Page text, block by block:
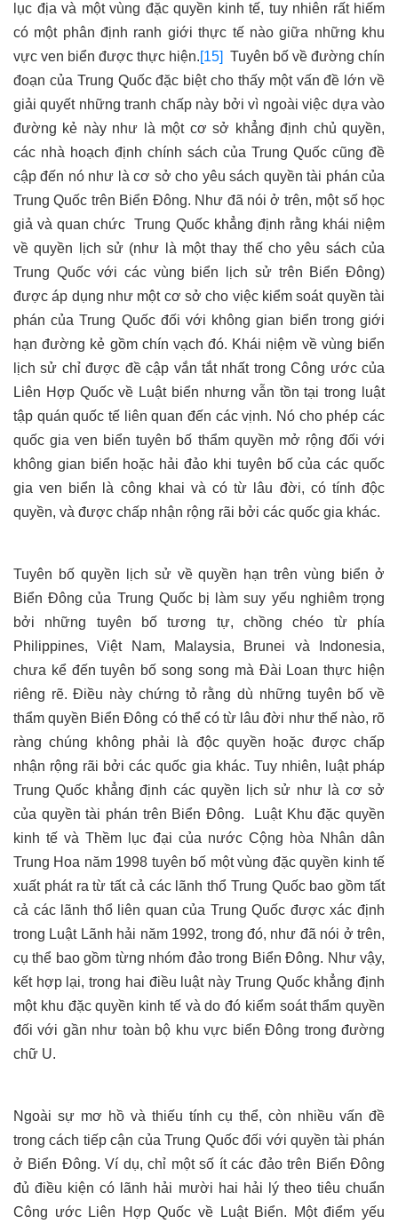
lục địa và một vùng đặc quyền kinh tế, tuy nhiên rất hiếm
có một phân định ranh giới thực tế nào giữa những khu
vực ven biển được thực hiện.[15] Tuyên bố về đường chín
đoạn của Trung Quốc đặc biệt cho thấy một vấn đề lớn về
giải quyết những tranh chấp này bởi vì ngoài việc dựa vào
đường kẻ này như là một cơ sở khẳng định chủ quyền,
các nhà hoạch định chính sách của Trung Quốc cũng đề
cập đến nó như là cơ sở cho yêu sách quyền tài phán của
Trung Quốc trên Biển Đông. Như đã nói ở trên, một số học
giả và quan chức
Trung Quốc khẳng định rằng khái niệm
về quyền lịch sử (như là một thay thế cho yêu sách của
Trung Quốc với các vùng biển lịch sử trên Biển Đông)
được áp dụng như một cơ sở cho việc kiểm soát quyền tài
phán của Trung Quốc đối với không gian biển trong giới
hạn đường kẻ gồm chín vạch đó. Khái niệm về vùng biển
lịch sử chỉ được đề cập vắn tắt nhất trong Công ước của
Liên Hợp Quốc về Luật biển nhưng vẫn tồn tại trong luật
tập quán quốc tế liên quan đến các vịnh. Nó cho phép các
quốc gia ven biển tuyên bố thẩm quyền mở rộng đối với
không gian biển hoặc hải đảo khi tuyên bố của các quốc
gia ven biển là công khai và có từ lâu đời, có tính độc
quyền, và được chấp nhận rộng rãi bởi các quốc gia khác.
Tuyên bố quyền lịch sử về quyền hạn trên vùng biển ở
Biển Đông của Trung Quốc bị làm suy yếu nghiêm trọng
bởi những tuyên bố tương tự, chồng chéo từ phía
Philippines, Việt Nam, Malaysia, Brunei và Indonesia,
chưa kể đến tuyên bố song song mà Đài Loan thực hiện
riêng rẽ. Điều này chứng tỏ rằng dù những tuyên bố về
thẩm quyền Biển Đông có thể có từ lâu đời như thế nào, rõ
ràng chúng không phải là độc quyền hoặc được chấp
nhận rộng rãi bởi các quốc gia khác. Tuy nhiên, luật pháp
Trung Quốc khẳng định các quyền lịch sử như là cơ sở
của quyền tài phán trên Biển Đông.
Luật Khu đặc quyền
kinh tế và Thềm lục đại của nước Cộng hòa Nhân dân
Trung Hoa năm 1998 tuyên bố một vùng đặc quyền kinh tế
xuất phát ra từ tất cả các lãnh thổ Trung Quốc bao gồm tất
cả các lãnh thổ liên quan của Trung Quốc được xác định
trong Luật Lãnh hải năm 1992, trong đó, như đã nói ở trên,
cụ thể bao gồm từng nhóm đảo trong Biển Đông. Như vậy,
kết hợp lại, trong hai điều luật này Trung Quốc khẳng định
một khu đặc quyền kinh tế và do đó kiểm soát thẩm quyền
đối với gần như toàn bộ khu vực biển Đông trong đường
chữ U.
Ngoài sự mơ hồ và thiếu tính cụ thể, còn nhiều vấn đề
trong cách tiếp cận của Trung Quốc đối với quyền tài phán
ở Biển Đông. Ví dụ, chỉ một số ít các đảo trên Biển Đông
đủ điều kiện có lãnh hải mười hai hải lý theo tiêu chuẩn
Công ước Liên Hợp Quốc về Luật Biển. Một điểm yếu